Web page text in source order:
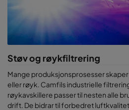
Støv og røykfiltrering
Mange produksjonsprosesser
eller røyk. Camfils industrielle
røykavskillere passer til nesten alle
drift. De bidrar til forbedret